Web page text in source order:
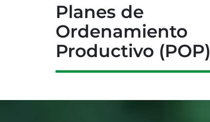
Planes de
Ordenamiento
Productivo (POP)
Cadena de la
acuicultura
caprina